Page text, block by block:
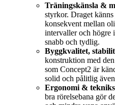
Träningskänsla &
styrkor. Draget
konsekvent mellan
intervaller och högre
snabb och tydlig.
Byggkvalitet,
konstruktion med
som Concept2 är
solid och pålitlig
Ergonomi &
bra rörelsebana gör